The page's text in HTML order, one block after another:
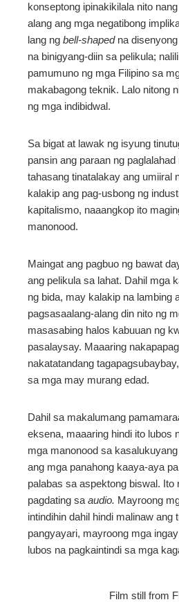
konseptong ipinakikilala nito
alang ang mga negatibong
lang ng bell-shapedna disenyong
na binigyang-diin sa pelikula;
pamumuno ng mga Filipino sa
makabagong teknik. Lalo nitong
ng mga indibidwal.
Sa bigat at lawak ng isyung
pansin ang paraan ng
tahasang tinatalakay ang umiiral
kalakip ang pag-usbong ng
kapitalismo, naaangkop ito
manonood.
Maingat ang pagbuo ng bawat
ang pelikula sa lahat. Dahil mga
ng bida, may kalakip na lambing
pagsasaalang-alang din nito ng
masasabing halos kabuuan ng
pasalaysay. Maaaring
nakatatandang
sa mga may murang edad.
Dahil sa makalumang
eksena, maaaring hindi ito lubos
mga manonood sa
ang mga panahong kaaya-aya
palabas sa aspektong biswal. Ito
pagdating sa audio. Mayroong
intindihin dahil hindi malinaw ang
pangyayari, mayroong mga
lubos na pagkaintindi sa mga
Film still from